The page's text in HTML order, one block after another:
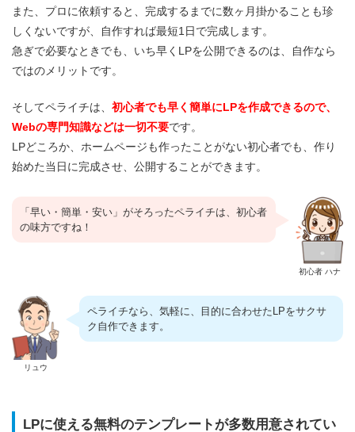
また、プロに依頼すると、完成するまでに数ヶ月掛かることも珍
しくないですが、自作すれば最短1日で完成します。
急ぎで必要なときでも、いち早くLPを公開できるのは、自作なら
ではのメリットです。
そしてペライチは、 初心者でも早く簡単にLPを作成できるので、
Webの専門知識などは一切不要です。
LPどころか、ホームページも作ったことがない初心者でも、作り
始めた当日に完成させ、公開することができます。
初心者 ハナ
「早い・簡単・安い」がそろったペライチは、初心者
の味方ですね！
リュウ
ペライチなら、気軽に、目的に合わせたLPをサクサ
ク自作できます。
LPに使える無料のテンプレートが多数用意されてい